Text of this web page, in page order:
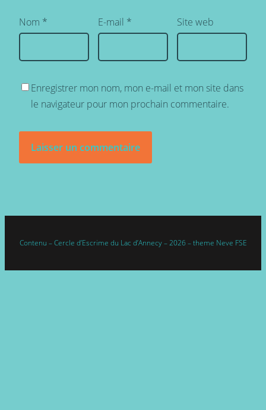
Nom * E-mail * Site web
Enregistrer mon nom, mon e-mail et mon site dans
le navigateur pour mon prochain commentaire.
Contenu – Cercle d’Escrime du Lac d’Annecy – 2026 – theme Neve FSE